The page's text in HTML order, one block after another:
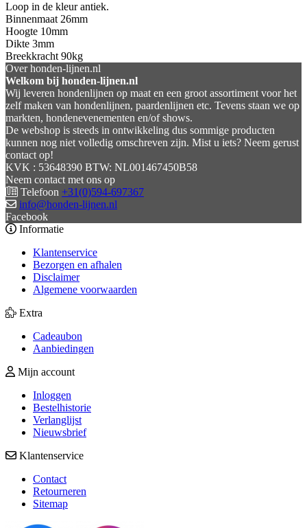
Loop in de kleur antiek.
Binnenmaat 26mm
Hoogte 10mm
Dikte 3mm
Breekkracht 90kg
Over honden-lijnen.nl
Welkom bij honden-lijnen.nl
Wij leveren hondenlijnen op maat en een groot assortiment voor het
zelf maken van hondenlijnen, paardenlijnen etc. Tevens staan we op
markten, hondenevenementen en/of shows.
De webshop is steeds in ontwikkeling dus sommige producten
kunnen nog niet volledig omschreven zijn. Mist u iets? Neem gerust
contact op!
KVK : 53648390 BTW: NL001467450B58
Neem contact met ons op
Telefoon +31(0)594-697367
info@honden-lijnen.nl
Facebook
Informatie
Klantenservice
Bezorgen en afhalen
Disclaimer
Algemene voorwaarden
Extra
Cadeaubon
Aanbiedingen
Mijn account
Inloggen
Bestelhistorie
Verlanglijst
Nieuwsbrief
Klantenservice
Contact
Retourneren
Sitemap